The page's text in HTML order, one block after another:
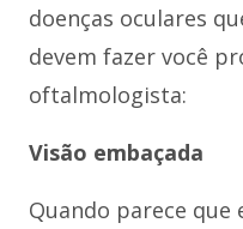
doenças oculares
devem fazer você
oftalmologista:
Visão embaçada
Quando parece que